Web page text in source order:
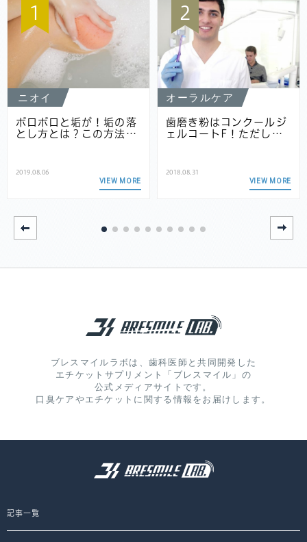
1
ニオイ
ポロポロと垢が！垢の落
とし方とは？この方法…
2019.08.06
VIEW MORE
2
オーラルケア
歯磨き粉はコンクールジ
ェルコートF！ただし…
2018.08.31
VIEW MORE
ブレスマイルラボは、歯科医師と共同開発した
エチケットサプリメント「ブレスマイル」の
公式メディアサイトです。
口臭ケアやエチケットに関する情報をお届けします。
記事一覧